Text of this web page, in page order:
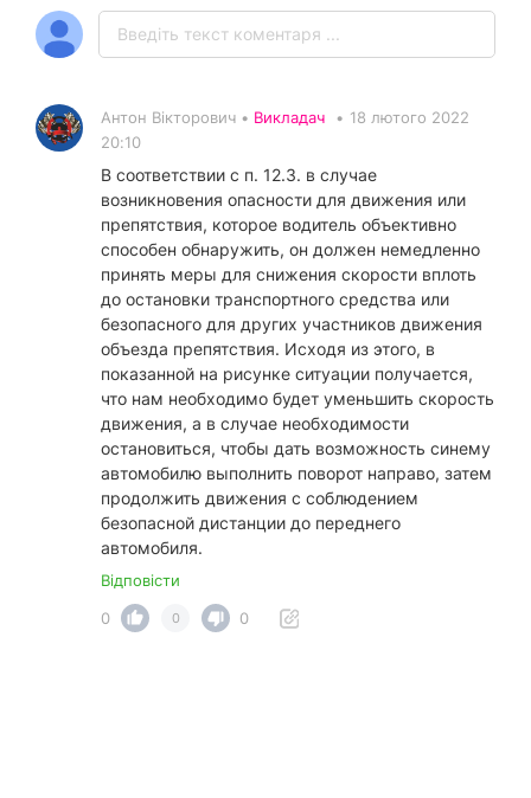
Антон Вікторович • Викладач • 18 лютого 2022
20:10
В соответствии с п. 12.3. в случае
возникновения опасности для движения или
препятствия, которое водитель объективно
способен обнаружить, он должен немедленно
принять меры для снижения скорости вплоть
до остановки транспортного средства или
безопасного для других участников движения
объезда препятствия. Исходя из этого, в
показанной на рисунке ситуации получается,
что нам необходимо будет уменьшить скорость
движения, а в случае необходимости
остановиться, чтобы дать возможность синему
автомобилю выполнить поворот направо, затем
продолжить движения с соблюдением
безопасной дистанции до переднего
автомобиля.
Відповісти
0
0 0